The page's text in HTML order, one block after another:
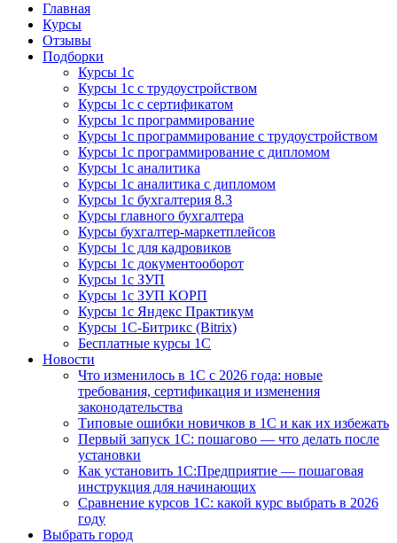
Курсы 1С
Курсы 1С официальная сертификация
Главная
Курсы
Отзывы
Подборки
Курсы 1с
Курсы 1с с трудоустройством
Курсы 1с с сертификатом
Курсы 1с программирование
Курсы 1с программирование с трудоустройством
Курсы 1с программирование с дипломом
Курсы 1с аналитика
Курсы 1с аналитика с дипломом
Курсы 1с бухгалтерия 8.3
Курсы главного бухгалтера
Курсы бухгалтер-маркетплейсов
Курсы 1с для кадровиков
Курсы 1с документооборот
Курсы 1с ЗУП
Курсы 1с ЗУП КОРП
Курсы 1с Яндекс Практикум
Курсы 1С-Битрикс (Bitrix)
Бесплатные курсы 1С
Новости
Что изменилось в 1С с 2026 года: новые
требования, сертификация и изменения
законодательства
Типовые ошибки новичков в 1С и как их избежать
Первый запуск 1С: пошагово — что делать после
установки
Как установить 1С:Предприятие — пошаговая
инструкция для начинающих
Сравнение курсов 1С: какой курс выбрать в 2026
году
Выбрать город